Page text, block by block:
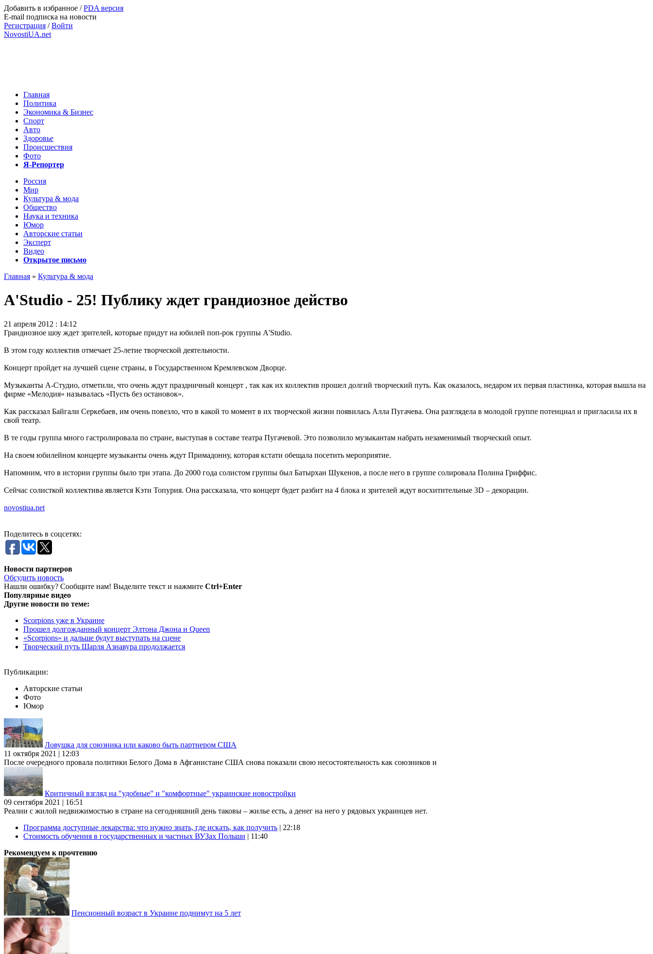
Добавить в избранное /PDA версия
E-mail подписка на новости
Регистрация /Войти
NovostiUA.net
Главная
Политика
Экономика & Бизнес
Спорт
Авто
Здоровье
Происшествия
Фото
Я-Репортер
Россия
Мир
Культура & мода
Общество
Наука и техника
Юмор
Авторские статьи
Эксперт
Видео
Открытое письмо
Главная » Культура & мода
A'Studio - 25! Публику ждет грандиозное действо
21 апреля 2012 : 14:12
Грандиозное шоу ждет зрителей, которые придут на юбилей поп-рок группы A'Studio.
В этом году коллектив отмечает 25-летие творческой деятельности.
Концерт пройдет на лучшей сцене страны, в Государственном Кремлевском Дворце.
Музыканты А-Студио, отметили, что очень ждут праздничный концерт , так как их коллектив прошел долгий творческий путь. Как оказалось, недаром их первая пластинка, которая вышла на
фирме «Мелодия» называлась «Пусть без остановок».
Как рассказал Байгали Серкебаев, им очень повезло, что в какой то момент в их творческой жизни появилась Алла Пугачева. Она разглядела в молодой группе потенциал и пригласила их в
свой театр.
В те годы группа много гастролировала по стране, выступая в составе театра Пугачевой. Это позволило музыкантам набрать незаменимый творческий опыт.
На своем юбилейном концерте музыканты очень ждут Примадонну, которая кстати обещала посетить мероприятие.
Напомним, что в истории группы было три этапа. До 2000 года солистом группы был Батырхан Шукенов, а после него в группе солировала Полина Гриффис.
Сейчас солисткой коллектива является Кэти Топурия. Она рассказала, что концерт будет разбит на 4 блока и зрителей ждут восхитительные 3D – декорации.
novostiua.net
Поделитесь в соцсетях:
Новости партнеров
Обсудить новость
Нашли ошибку? Сообщите нам! Выделите текст и нажмите Ctrl+Enter
Популярные видео
Другие новости по теме:
Scorpions уже в Украине
Прошел долгожданный концерт Элтона Джона и Queen
«Scorpions» и дальше будут выступать на сцене
Творческий путь Шарля Азнавура продолжается
Публикации:
Авторские статьи
Фото
Юмор
Ловушка для союзника или каково быть партнером США
11 октября 2021 | 12:03
После очередного провала политики Белого Дома в Афганистане США снова показали свою несостоятельность как союзников и
Критичный взгляд на "удобные" и "комфортные" украинские новостройки
09 сентября 2021 | 16:51
Реалии с жилой недвижимостью в стране на сегодняшний день таковы – жилье есть, а денег на него у рядовых украинцев нет.
Программа доступные лекарства: что нужно знать, где искать, как получить | 22:18
Стоимость обучения в государственных и частных ВУЗах Польши | 11:40
Рекомендуем к прочтению
Пенсионный возраст в Украине поднимут на 5 лет